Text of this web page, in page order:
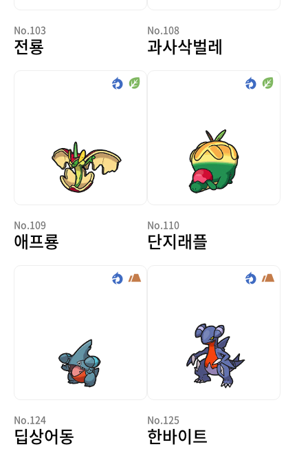
No.103
전룡
No.108
과사삭벌레
No.109
애프룡
No.110
단지래플
No.124
딥상어동
No.125
한바이트